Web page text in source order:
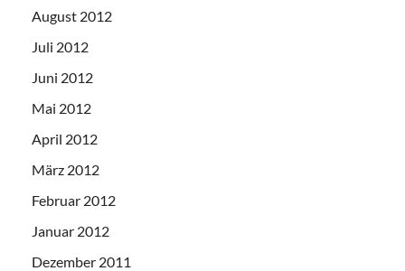
August 2012
Juli 2012
Juni 2012
Mai 2012
April 2012
März 2012
Februar 2012
Januar 2012
Dezember 2011